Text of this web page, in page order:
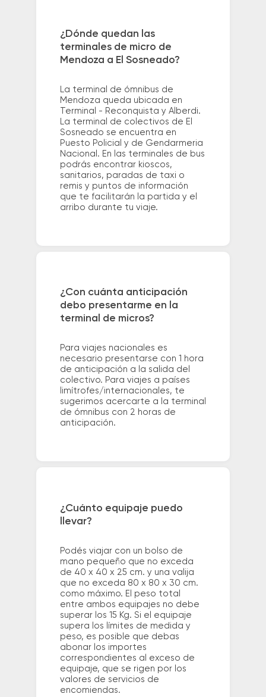
¿Dónde quedan las
terminales de micro de
Mendoza a El Sosneado?
La terminal de ómnibus de
Mendoza queda ubicada en
Terminal - Reconquista y Alberdi.
La terminal de colectivos de El
Sosneado se encuentra en
Puesto Policial y de Gendarmeria
Nacional. En las terminales de bus
podrás encontrar kioscos,
sanitarios, paradas de taxi o
remis y puntos de información
que te facilitarán la partida y el
arribo durante tu viaje.
¿Con cuánta anticipación
debo presentarme en la
terminal de micros?
Para viajes nacionales es
necesario presentarse con 1 hora
de anticipación a la salida del
colectivo. Para viajes a países
limítrofes/internacionales, te
sugerimos acercarte a la terminal
de ómnibus con 2 horas de
anticipación.
¿Cuánto equipaje puedo
llevar?
Podés viajar con un bolso de
mano pequeño que no exceda
de 40 x 40 x 25 cm. y una valija
que no exceda 80 x 80 x 30 cm.
como máximo. El peso total
entre ambos equipajes no debe
superar los 15 Kg. Si el equipaje
supera los límites de medida y
peso, es posible que debas
abonar los importes
correspondientes al exceso de
equipaje, que se rigen por los
valores de servicios de
encomiendas.